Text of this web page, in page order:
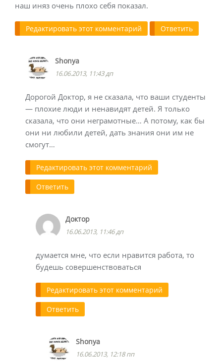
наш иняз очень плохо себя показал.
Редактировать этот комментарий Ответить
Shonya
16.06.2013, 11:43 дп
Дорогой Доктор, я не сказала, что ваши студенты
— плохие люди и ненавидят детей. Я только
сказала, что они неграмотные… А потому, как бы
они ни любили детей, дать знания они им не
смогут…
Редактировать этот комментарий
Ответить
Доктор
16.06.2013, 11:46 дп
думается мне, что если нравится работа, то
будешь совершенствоваться
Редактировать этот комментарий
Ответить
Shonya
16.06.2013, 12:18 пп